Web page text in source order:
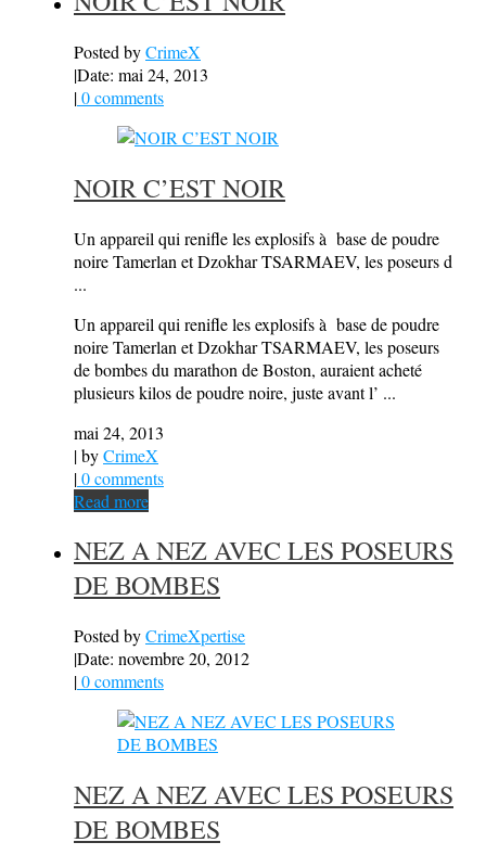
Posted byCrimeX
|Date: mai 24, 2013
|0 comments
NOIR C’EST NOIR
Un appareil qui renifle les explosifs à base de poudre
noire Tamerlan et Dzokhar TSARMAEV, les poseurs d
...
Un appareil qui renifle les explosifs à base de poudre
noire Tamerlan et Dzokhar TSARMAEV, les poseurs
de bombes du marathon de Boston, auraient acheté
plusieurs kilos de poudre noire, juste avant l’ ...
mai 24, 2013
| byCrimeX
|0 comments
Read more
NEZ A NEZ AVEC LES POSEURS
DE BOMBES
Posted byCrimeXpertise
|Date: novembre 20, 2012
|0 comments
NEZ A NEZ AVEC LES POSEURS
DE BOMBES